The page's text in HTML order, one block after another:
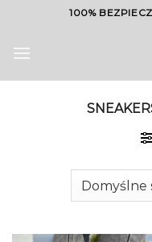
content
100%